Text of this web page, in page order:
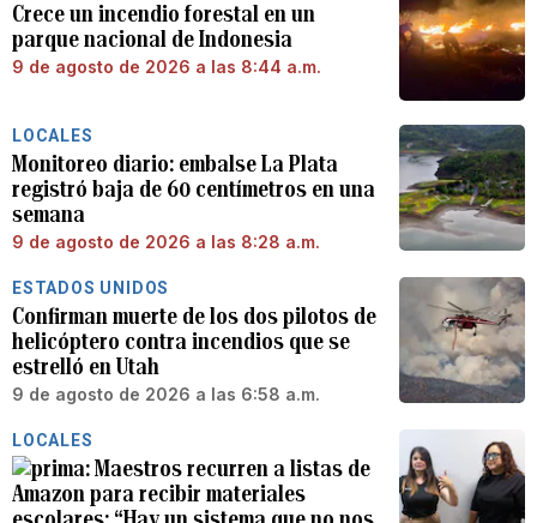
Crece un incendio forestal en un
parque nacional de Indonesia
9 de agosto de 2026 a las 8:44 a.m.
LOCALES
Monitoreo diario: embalse La Plata
registró baja de 60 centímetros en una
semana
9 de agosto de 2026 a las 8:28 a.m.
ESTADOS UNIDOS
Confirman muerte de los dos pilotos de
helicóptero contra incendios que se
estrelló en Utah
9 de agosto de 2026 a las 6:58 a.m.
LOCALES
Maestros recurren a listas de
Amazon para recibir materiales